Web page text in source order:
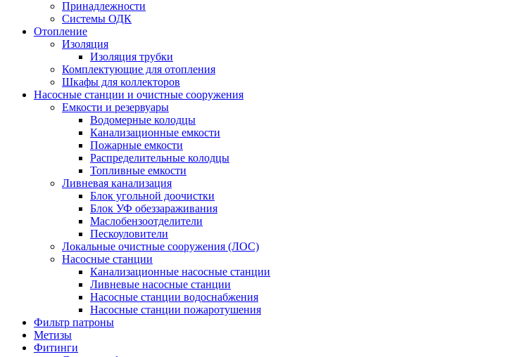
Принадлежности
Системы ОДК
Отопление
Изоляция
Изоляция трубки
Комплектующие для отопления
Шкафы для коллекторов
Насосные станции и очистные сооружения
Емкости и резервуары
Водомерные колодцы
Канализационные емкости
Пожарные емкости
Распределительные колодцы
Топливные емкости
Ливневая канализация
Блок угольной доочистки
Блок УФ обеззараживания
Маслобензоотделители
Пескоуловители
Локальные очистные сооружения (ЛОС)
Насосные станции
Канализационные насосные станции
Ливневые насосные станции
Насосные станции водоснабжения
Насосные станции пожаротушения
Фильтр патроны
Метизы
Фитинги